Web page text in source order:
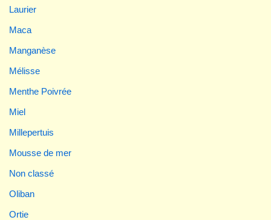
Laurier
Maca
Manganèse
Mélisse
Menthe Poivrée
Miel
Millepertuis
Mousse de mer
Non classé
Oliban
Ortie